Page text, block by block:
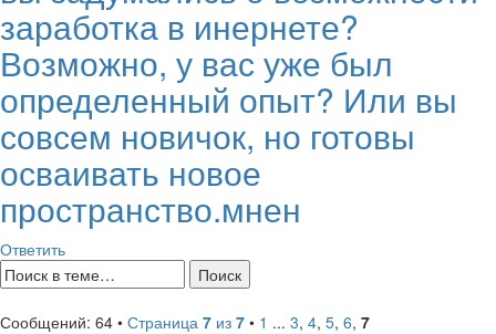
заработка в инернете?
Возможно, у вас уже был
определенный опыт? Или вы
совсем новичок, но готовы
осваивать новое
пространство.мнен
Ответить
Сообщений: 64 • Страница 7 из 7 • 1 ... 3, 4, 5, 6, 7